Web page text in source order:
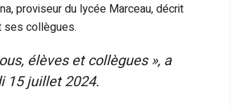
proviseur du lycée Marceau, décrit
ses collègues.
élèves et collègues », a
15 juillet 2024.